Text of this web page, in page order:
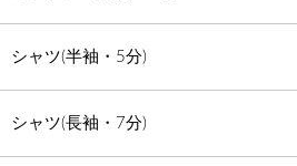
シャツ(半袖・5分)
シャツ(長袖・7分)